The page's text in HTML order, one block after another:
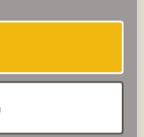
04-03